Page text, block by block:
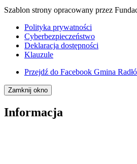
Szablon strony opracowany przez
Polityka prywatności
Cyberbezpieczeństwo
Deklaracja dostępności
Klauzule
Przejdź do Facebook Gmina
Zamknij okno
Informacja